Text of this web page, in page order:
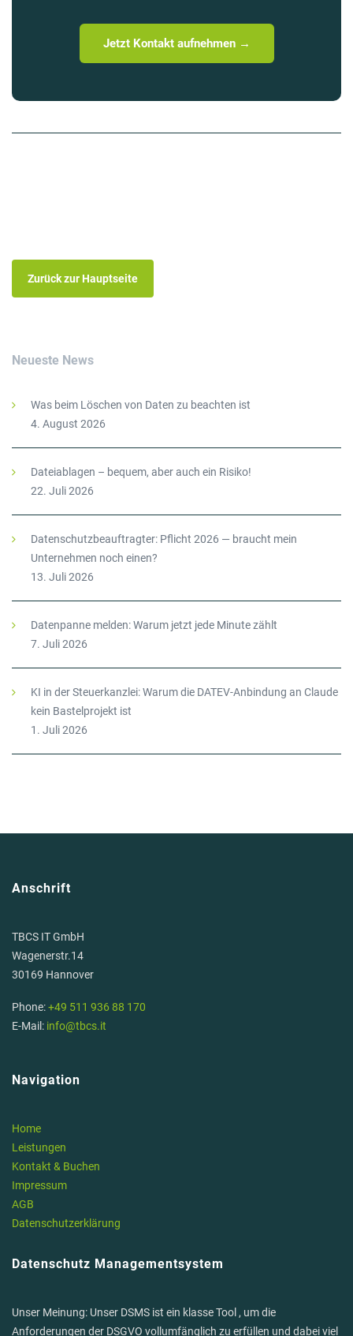
Jetzt Kontakt aufnehmen →
Zurück zur Hauptseite
Neueste News
Was beim Löschen von Daten zu beachten ist
4. August 2026
Dateiablagen – bequem, aber auch ein Risiko!
22. Juli 2026
Datenschutzbeauftragter: Pflicht 2026 — braucht mein
Unternehmen noch einen?
13. Juli 2026
Datenpanne melden: Warum jetzt jede Minute zählt
7. Juli 2026
KI in der Steuerkanzlei: Warum die DATEV-Anbindung an Claude
kein Bastelprojekt ist
1. Juli 2026
Anschrift
TBCS IT GmbH
Wagenerstr.14
30169 Hannover
Phone:+49 511 936 88 170
E-Mail: info@tbcs.it
Navigation
Home
Leistungen
Kontakt & Buchen
Impressum
AGB
Datenschutzerklärung
Datenschutz Managementsystem
Unser Meinung: Unser DSMS ist ein klasse Tool , um die
Anforderungen der DSGVO vollumfänglich zu erfüllen und dabei viel